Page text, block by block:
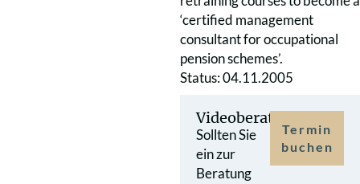
‘certified management
consultant for occupational
pension schemes’.
Status: 04.11.2005
Videoberatung
Sollten Sie
ein zur
Beratung
Termin
buchen